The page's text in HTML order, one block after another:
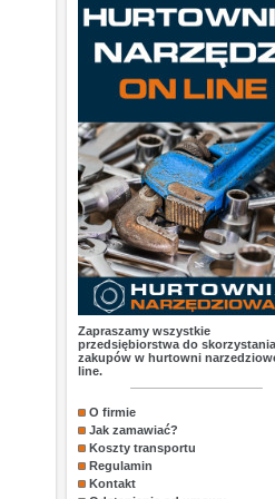
Zapraszamy wszystkie
przedsiębiorstwa do
zakupów w hurtowni
line.
O firmie
Jak zamawiać?
Koszty transportu
Regulamin
Kontakt